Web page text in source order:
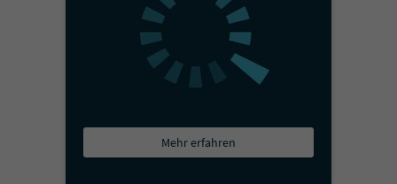
Mehr erfahren